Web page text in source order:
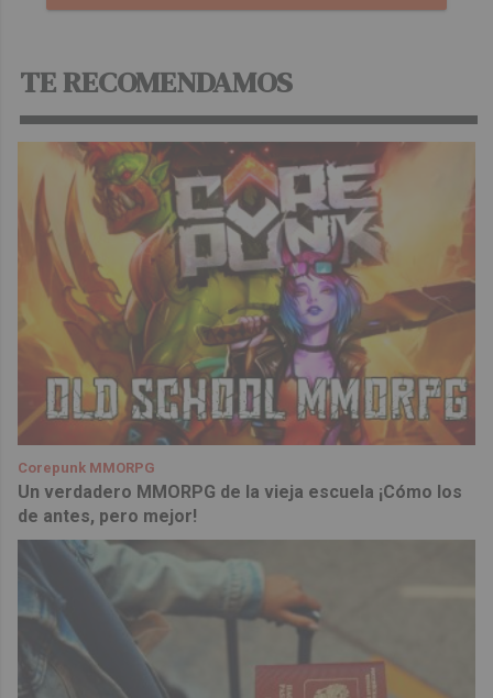
TE RECOMENDAMOS
Corepunk MMORPG
Un verdadero MMORPG de la vieja escuela ¡Cómo los
de antes, pero mejor!